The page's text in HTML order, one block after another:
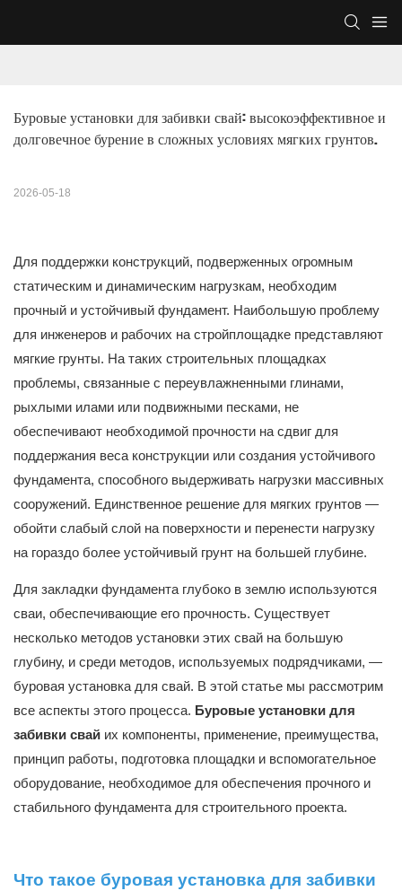
Буровые установки для забивки свай: высокоэффективное и
долговечное бурение в сложных условиях мягких грунтов.
2026-05-18
Для поддержки конструкций, подверженных огромным
статическим и динамическим нагрузкам, необходим
прочный и устойчивый фундамент. Наибольшую проблему
для инженеров и рабочих на стройплощадке представляют
мягкие грунты. На таких строительных площадках
проблемы, связанные с переувлажненными глинами,
рыхлыми илами или подвижными песками, не
обеспечивают необходимой прочности на сдвиг для
поддержания веса конструкции или создания устойчивого
фундамента, способного выдерживать нагрузки массивных
сооружений. Единственное решение для мягких грунтов —
обойти слабый слой на поверхности и перенести нагрузку
на гораздо более устойчивый грунт на большей глубине.
Для закладки фундамента глубоко в землю используются
сваи, обеспечивающие его прочность. Существует
несколько методов установки этих свай на большую
глубину, и среди методов, используемых подрядчиками, —
буровая установка для свай. В этой статье мы рассмотрим
все аспекты этого процесса. Буровые установки для
забивки свай их компоненты, применение, преимущества,
принцип работы, подготовка площадки и вспомогательное
оборудование, необходимое для обеспечения прочного и
стабильного фундамента для строительного проекта.
Что такое буровая установка для забивки